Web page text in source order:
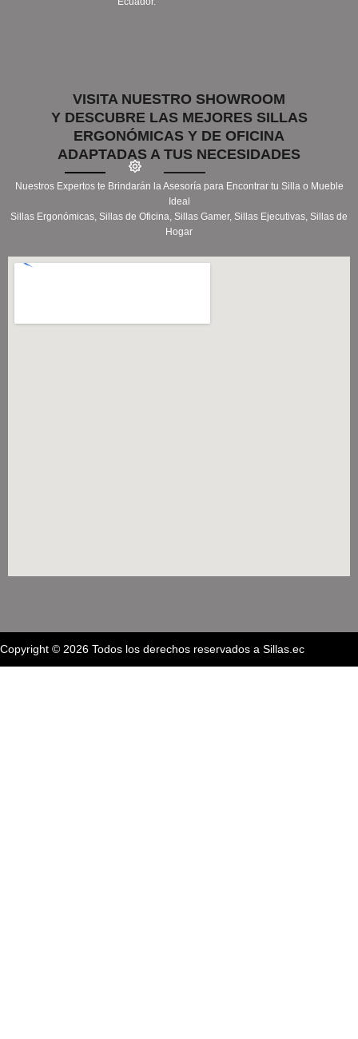
VISITA NUESTRO SHOWROOM
Y DESCUBRE LAS MEJORES SILLAS
ERGONÓMICAS Y DE OFICINA
ADAPTADAS A TUS NECESIDADES
Nuestros Expertos te Brindarán la Asesoría para Encontrar tu Silla o Mueble
Ideal
Sillas Ergonómicas, Sillas de Oficina, Sillas Gamer, Sillas Ejecutivas, Sillas de
Hogar
Copyright © 2026 Todos los derechos reservados a Sillas.ec